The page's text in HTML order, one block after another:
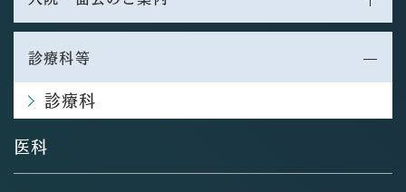
診療科等
診療科
医科